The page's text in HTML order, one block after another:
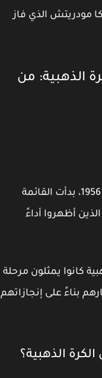
مودريتش الذي فاز
الذهبية: من
منذ انطلاق جائزة الكرة الذهبية في عام 1956، بدأت القائمة
أظهروا أداءً
كانوا يمثلون مرحلة
بناءً على إنجازاتهم
الذهبية؟